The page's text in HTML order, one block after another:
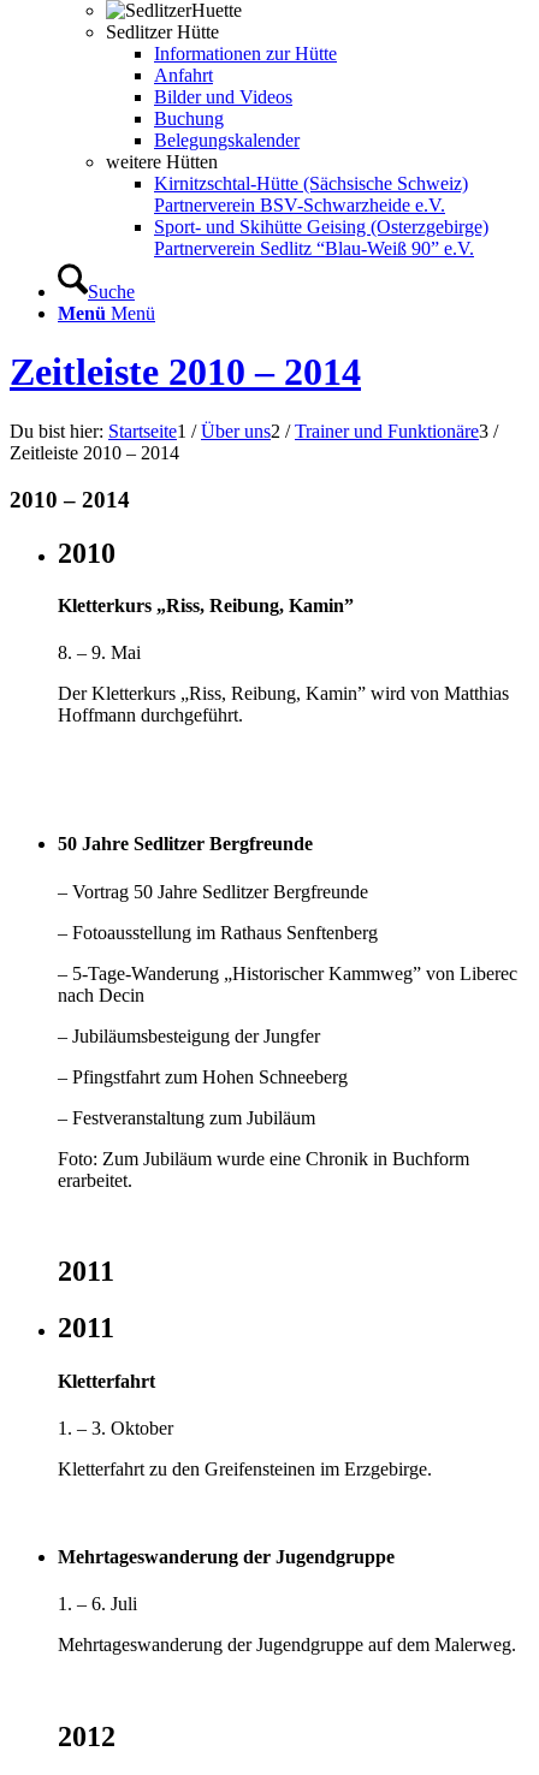
Sedlitzer Hütte
Informationen zur Hütte
Anfahrt
Bilder und Videos
Buchung
Belegungskalender
weitere Hütten
Kirnitzschtal-Hütte (Sächsische Schweiz)
Partnerverein BSV-Schwarzheide e.V.
Sport- und Skihütte Geising (Osterzgebirge)
Partnerverein Sedlitz “Blau-Weiß 90” e.V.
Suche
Menü Menü
Zeitleiste 2010 – 2014
Du bist hier: Startseite1 / Über uns2 / Trainer und Funktionäre3 /
Zeitleiste 2010 – 2014
2010 – 2014
2010
Kletterkurs „Riss, Reibung, Kamin”
8. – 9. Mai
Der Kletterkurs „Riss, Reibung, Kamin” wird von Matthias
Hoffmann durchgeführt.
50 Jahre Sedlitzer Bergfreunde
– Vortrag 50 Jahre Sedlitzer Bergfreunde
– Fotoausstellung im Rathaus Senftenberg
– 5-Tage-Wanderung „Historischer Kammweg” von Liberec
nach Decin
– Jubiläumsbesteigung der Jungfer
– Pfingstfahrt zum Hohen Schneeberg
– Festveranstaltung zum Jubiläum
Foto: Zum Jubiläum wurde eine Chronik in Buchform
erarbeitet.
2011
2011
Kletterfahrt
1. – 3. Oktober
Kletterfahrt zu den Greifensteinen im Erzgebirge.
Mehrtageswanderung der Jugendgruppe
1. – 6. Juli
Mehrtageswanderung der Jugendgruppe auf dem Malerweg.
2012